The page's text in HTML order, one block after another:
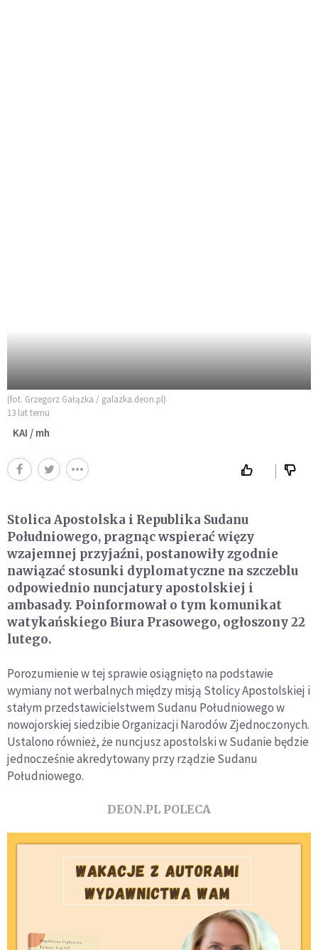
(fot. Grzegorz Gałązka / galazka.deon.pl)
13 lat temu
KAI / mh
Stolica Apostolska i Republika Sudanu
Południowego, pragnąc wspierać więzy
wzajemnej przyjaźni, postanowiły zgodnie
nawiązać stosunki dyplomatyczne na szczeblu
odpowiednio nuncjatury apostolskiej i
ambasady. Poinformował o tym komunikat
watykańskiego Biura Prasowego, ogłoszony 22
lutego.
Porozumienie w tej sprawie osiągnięto na podstawie
wymiany not werbalnych między misją Stolicy Apostolskiej i
stałym przedstawicielstwem Sudanu Południowego w
nowojorskiej siedzibie Organizacji Narodów Zjednoczonych.
Ustalono również, że nuncjusz apostolski w Sudanie będzie
jednocześnie akredytowany przy rządzie Sudanu
Południowego.
DEON.PL POLECA